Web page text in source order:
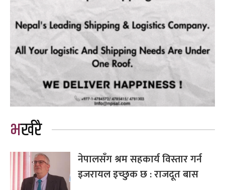
भर्खरै
नेपालसँग श्रम सहकार्य विस्तार गर्न
इजरायल इच्छुक छ : राजदूत बास